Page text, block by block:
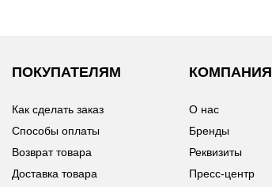
ПОКУПАТЕЛЯМ
Как сделать заказ
Способы оплаты
Возврат товара
Доставка товара
КОМПАНИЯ
О нас
Бренды
Реквизиты
Пресс-центр